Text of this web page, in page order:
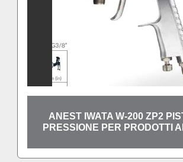
ANEST IWATA W-200 ZP2
PRESSIONE PER PRODOTTI